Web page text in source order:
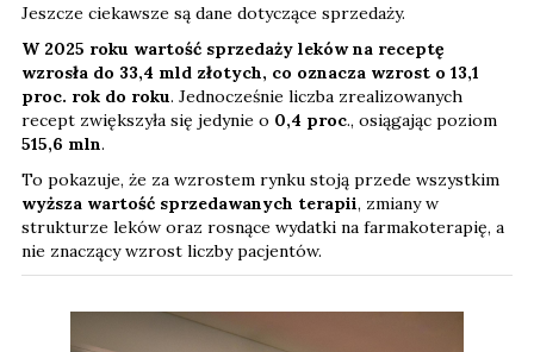
Jeszcze ciekawsze są dane dotyczące sprzedaży.
W 2025 roku wartość sprzedaży leków na receptę
wzrosła do 33,4 mld złotych, co oznacza wzrost o 13,1
proc. rok do roku. Jednocześnie liczba zrealizowanych
recept zwiększyła się jedynie o 0,4 proc., osiągając poziom
515,6 mln.
To pokazuje, że za wzrostem rynku stoją przede wszystkim
wyższa wartość sprzedawanych terapii, zmiany w
strukturze leków oraz rosnące wydatki na farmakoterapię, a
nie znaczący wzrost liczby pacjentów.